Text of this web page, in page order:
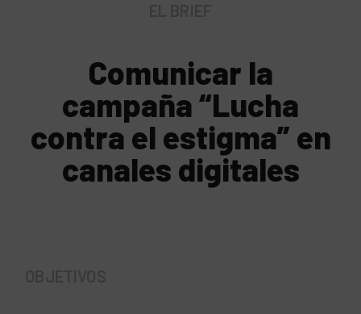
Comunicar la
campaña “Lucha
contra el estigma” en
canales digitales